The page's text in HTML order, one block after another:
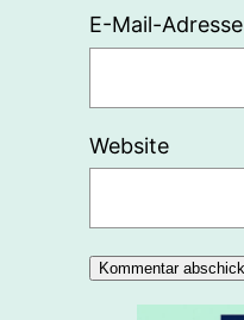
E-Mail-Adresse
Website